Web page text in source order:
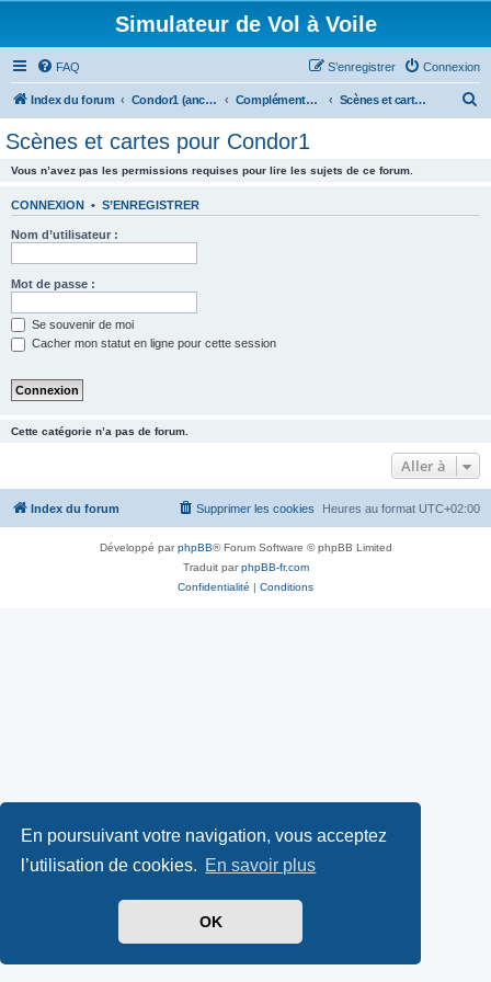
En poursuivant votre navigation, vous acceptez
l’utilisation de cookies. En savoir plus
OK
Simulateur de Vol à Voile
FAQ Connexion
S’enregistrer
Index du forum Condor1 (ancien forum) Compléments Addons Scènes et cartes pour Condor1
Scènes et cartes pour Condor1
Vous n’avez pas les permissions requises pour lire les sujets de ce forum.
CONNEXION • S’ENREGISTRER
Nom d’utilisateur :
Mot de passe :
Se souvenir de moi
Cacher mon statut en ligne pour cette session
Cette catégorie n’a pas de forum.
Aller à
Index du forum Heures au format UTC+02:00
Supprimer les cookies
Développé parphpBB® Forum Software © phpBB Limited
Traduit parphpBB-fr.com
Confidentialité | Conditions